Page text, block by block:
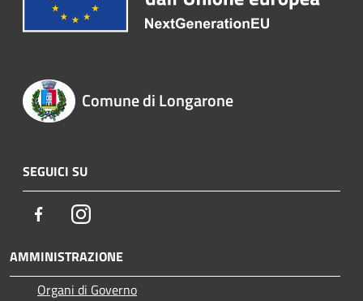
Comune di Longarone
SEGUICI SU
FacebookInstagram
AMMINISTRAZIONE
Organi di Governo